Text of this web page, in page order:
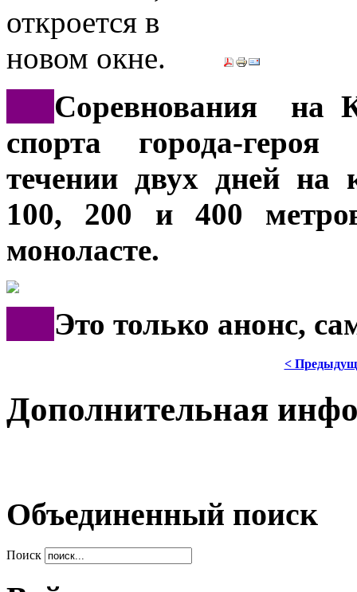
Соревнования на
спорта города-
течении двух дней на
100, 200 и 400
моноласте.
Это только анонс,
<
Дополнительная
Объединенный поиск
Поиск